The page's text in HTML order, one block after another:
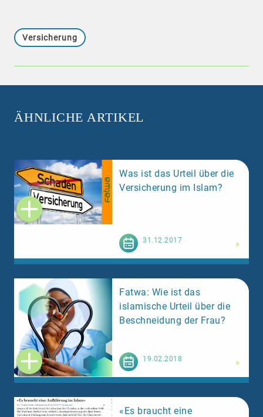
Versicherung
ÄHNLICHE ARTIKEL
Was ist das Urteil über die
Versicherung im Islam?
31.12.2017
Fatwa: Wie ist das
islamische Urteil über die
Beschneidung der Frau?
19.02.2018
«Es braucht eine